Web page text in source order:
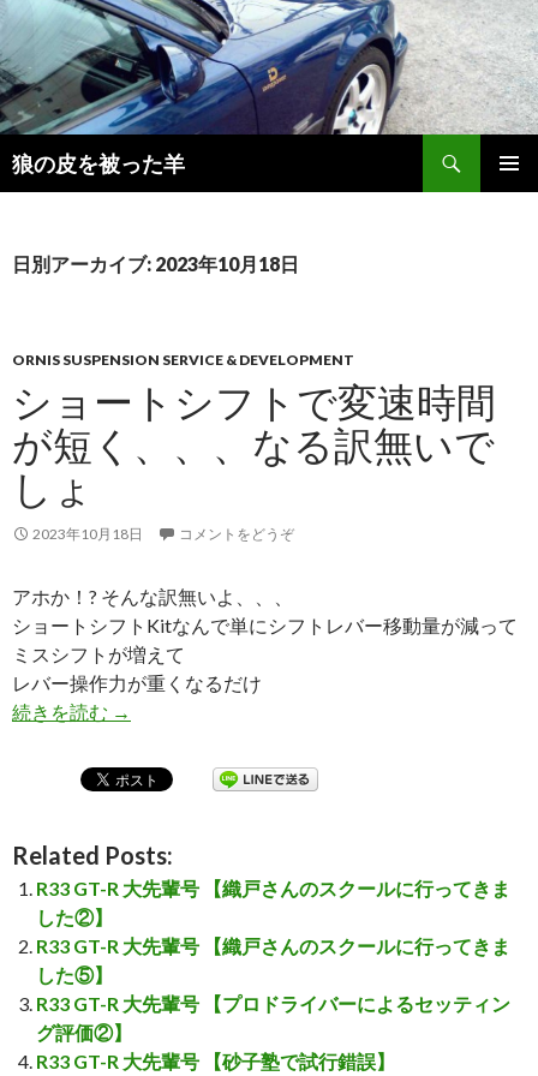
狼の皮を被った羊
検
索
ン
動
日別アーカイブ: 2023年10月18日
ORNIS SUSPENSION SERVICE & DEVELOPMENT
ショートシフトで変速時間
が短く、、、なる訳無いで
しょ
2023年10月18日 コメントをどうぞ
アホか！? そんな訳無いよ、、、
ショートシフトKitなんで単にシフトレバー移動量が減って
ミスシフトが増えて
レバー操作力が重くなるだけ
続きを読む ショートシフトで変速時間が短く、、、なる訳
→
Related Posts:
R33 GT-R 大先輩号 【織戸さんのスクールに行ってきま
した②】
R33 GT-R 大先輩号 【織戸さんのスクールに行ってきま
した⑤】
R33 GT-R 大先輩号 【プロドライバーによるセッティン
グ評価②】
R33 GT-R 大先輩号 【砂子塾で試行錯誤】